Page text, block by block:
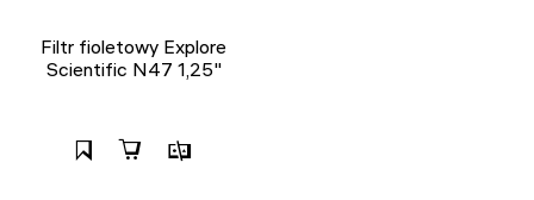
Filtr fioletowy Explore
Scientific N47 1,25"